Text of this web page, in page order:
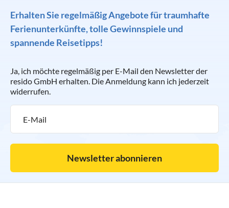
Erhalten Sie regelmäßig Angebote für traumhafte
Ferienunterkünfte, tolle Gewinnspiele und
spannende Reisetipps!
Ja, ich möchte regelmäßig per E-Mail den Newsletter der
resido GmbH erhalten. Die Anmeldung kann ich jederzeit
widerrufen.
Newsletter abonnieren